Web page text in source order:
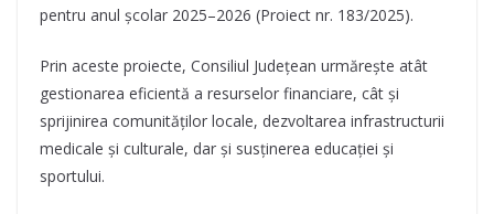
pentru anul școlar 2025–2026 (Proiect nr. 183/2025).
Prin aceste proiecte, Consiliul Județean urmărește atât
gestionarea eficientă a resurselor financiare, cât și
sprijinirea comunităților locale, dezvoltarea infrastructurii
medicale și culturale, dar și susținerea educației și
sportului.